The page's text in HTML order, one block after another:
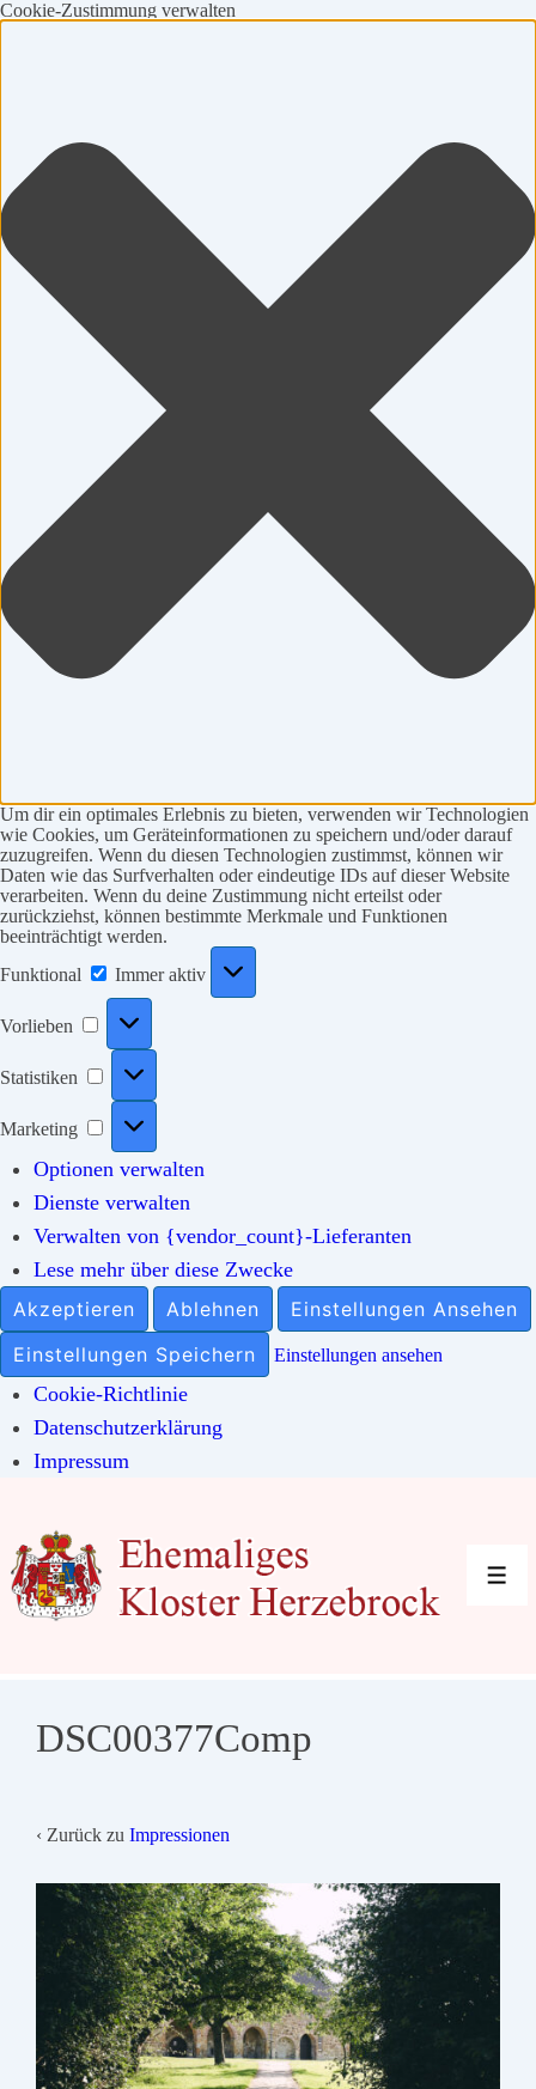
Cookie-Zustimmung verwalten
Um dir ein optimales Erlebnis zu bieten, verwenden wir Technologien
wie Cookies, um Geräteinformationen zu speichern und/oder darauf
zuzugreifen. Wenn du diesen Technologien zustimmst, können wir
Daten wie das Surfverhalten oder eindeutige IDs auf dieser Website
verarbeiten. Wenn du deine Zustimmung nicht erteilst oder
zurückziehst, können bestimmte Merkmale und Funktionen
beeinträchtigt werden.
Funktional
Immer aktiv
Vorlieben
Vorlieben
Statistiken
Statistiken
Marketing
Marketing
Optionen verwalten
Dienste verwalten
Verwalten von {vendor_count}-Lieferanten
Lese mehr über diese Zwecke
Akzeptieren
Ablehnen
Einstellungen Ansehen
Einstellungen Speichern
Einstellungen ansehen
Cookie-Richtlinie
Datenschutzerklärung
Impressum
Inhalt
DSC00377Comp
‹ Zurück zu Impressionen